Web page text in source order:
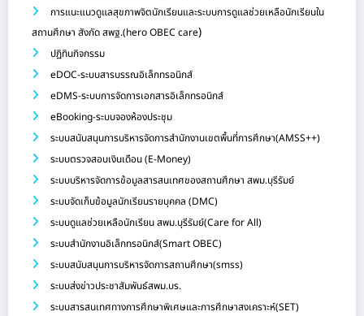
การแนะแนวดูแลสุขภาพจิตนักเรียนและระบบการดูแลช่วยเหลือนักเรียนใน
สถานศึกษา สังกัด สพฐ.(hero OBEC care)
ปฏิทินกิจกรรม
eDOC-ระบบสารบรรณอิเล็กทรอนิกส์
eDMS-ระบบการจัดการเอกสารอิเล็กทรอนิกส์
eBooking-ระบบจองห้องประชุม
ระบบสนับสนุนการบริหารจัดการสำนักงานเขตพื้นที่การศึกษา(AMSS++)
ระบบตรวจสอบเงินเดือน (E-Money)
ระบบบริหารจัดการข้อมูลสารสนเทศของสถานศึกษา สพม.บุรีรัมย์
ระบบจัดเก็บข้อมูลนักเรียนรายบุคคล (DMC)
ระบบดูแลช่วยเหลือนักเรียน สพม.บุรีรัมย์(Care for All)
ระบบสำนักงานอิเล็กทรอนิกส์(Smart OBEC)
ระบบสนับสนุนการบริหารจัดการสถานศึกษา(smss)
ระบบส่งข่าวประชาสัมพันธ์สพม.บร.
ระบบสารสนเทศทางการศึกษาพิเศษและการศึกษาสงเคราะห์(SET)